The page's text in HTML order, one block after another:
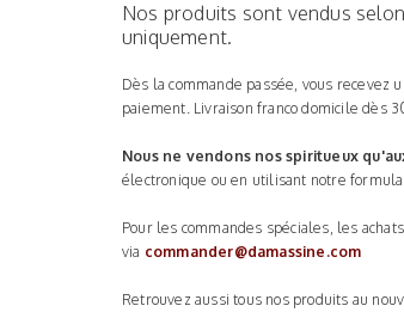
Nos produits sont vendus
uniquement.
Dès la commande passée, vous
paiement. Livraison franco domicile dès
Nous ne vendons nos spiritueux
électronique ou en utilisant notre
Pour les commandes spéciales, les
via commander@damassine.com
Retrouvez aussi tous nos produits au